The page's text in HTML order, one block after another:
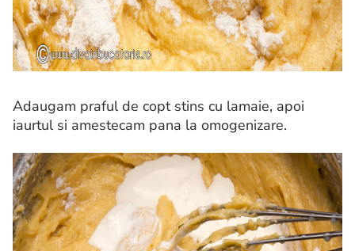
Adaugam praful de copt stins cu lamaie, apoi
iaurtul si amestecam pana la omogenizare.